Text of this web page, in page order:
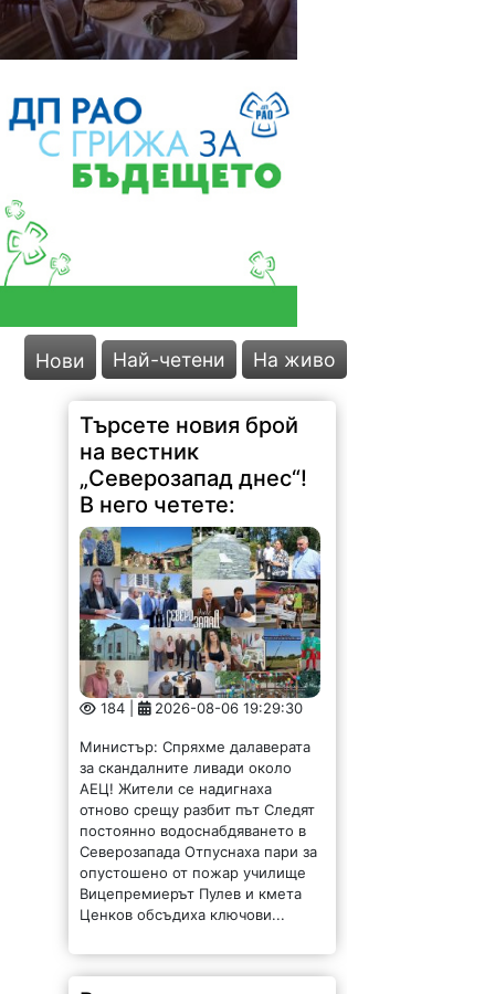
Нови Най-четени На живо
Търсете новия брой
на вестник
„Северозапад днес“!
В него четете:
184 | 2026-08-06 19:29:30
Министър: Спряхме далаверата
за скандалните ливади около
АЕЦ! Жители се надигнаха
отново срещу разбит път Следят
постоянно водоснабдяването в
Северозапада Отпуснаха пари за
опустошено от пожар училище
Вицепремиерът Пулев и кмета
Ценков обсъдиха ключови...